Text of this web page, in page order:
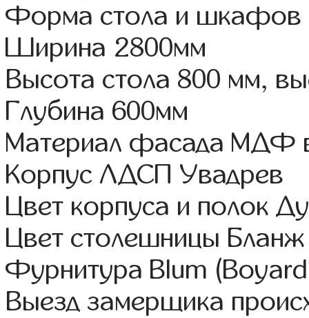
Форма стола и шкафов
Ширина 2800мм
Высота стола 800 мм,
Глубина 600мм
Материал фасада МДФ
Корпус ЛДСП Увадрев
Цвет корпуса и полок
Цвет столешницы Бланж
Фурнитура Blum
Выезд замерщика